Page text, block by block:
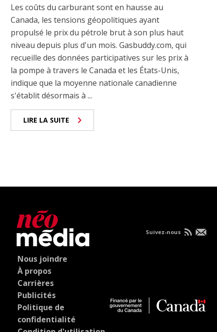
Les coûts du carburant sont en hausse au
Canada, les tensions géopolitiques ayant
propulsé le prix du pétrole brut à son plus haut
niveau depuis plus d'un mois. Gasbuddy.com, qui
recueille des données participatives sur les prix à
la pompe à travers le Canada et les États-Unis,
indique que la moyenne nationale canadienne
s'établit désormais à ...
LIRE LA SUITE
Nous joindre
À propos
Carrières
Publicités
Politique de
confidentialité
Suivez-nous